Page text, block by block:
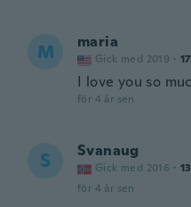
M maria
Gick med 2019 ·
I love you so
för 4 år sen
S Svanaug
Gick med 2016 ·
för 4 år sen